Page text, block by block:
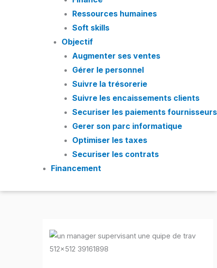
Ressources humaines
Soft skills
Objectif
Augmenter ses ventes
Gérer le personnel
Suivre la trésorerie
Suivre les encaissements clients
Securiser les paiements fournisseurs
Gerer son parc informatique
Optimiser les taxes
Securiser les contrats
Financement